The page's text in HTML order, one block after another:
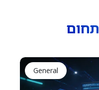
General